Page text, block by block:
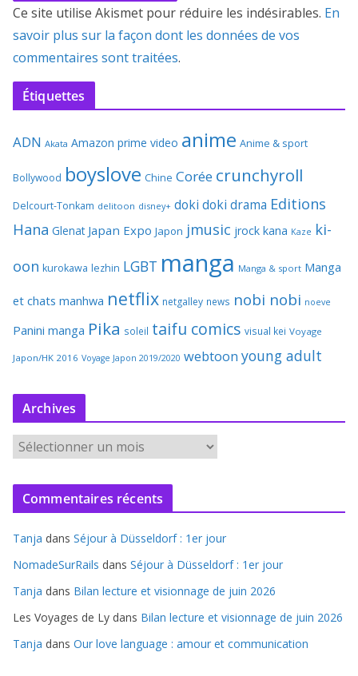
Ce site utilise Akismet pour réduire les indésirables. En
savoir plus sur la façon dont les données de vos
commentaires sont traitées.
Étiquettes
ADN Akata Amazon prime video anime Anime & sport
Bollywood boyslove Chine Corée crunchyroll
Delcourt-Tonkam delitoon disney+ doki doki drama Editions
Hana Glenat Japan Expo Japon jmusic jrock kana Kaze ki-
oon kurokawa lezhin LGBT manga Manga & sport Manga
et chats manhwa netflix netgalley news nobi nobi noeve
Panini manga Pika soleil taifu comics visual kei Voyage
Japon/HK 2016 Voyage Japon 2019/2020 webtoon young adult
Archives
r
c
v
e
Commentaires récents
Tanja dans Séjour à Düsseldorf : 1er jour
NomadeSurRails dans Séjour à Düsseldorf : 1er jour
Tanja dans Bilan lecture et visionnage de juin 2026
Les Voyages de Ly dans Bilan lecture et visionnage de juin 2026
Tanja dans Our love language : amour et communication